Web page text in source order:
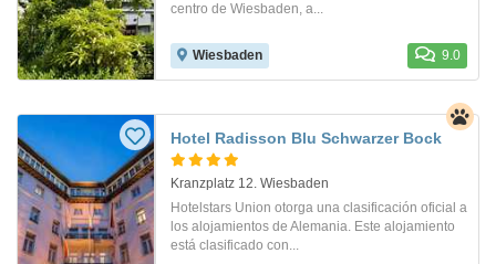
centro de Wiesbaden, a...
Wiesbaden 9.0
Hotel Radisson Blu Schwarzer Bock
Kranzplatz 12. Wiesbaden
Hotelstars Union otorga una clasificación oficial a
los alojamientos de Alemania. Este alojamiento
está clasificado con...